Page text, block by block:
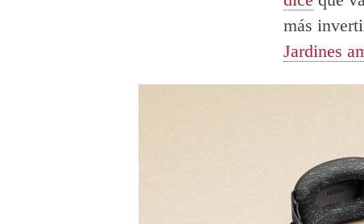
más
Jardines